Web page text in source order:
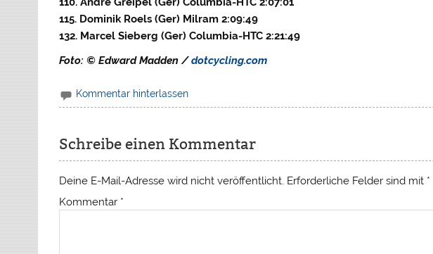
115. Dominik Roels (Ger) Milram 2:09:49
132. Marcel Sieberg (Ger) Columbia-HTC 2:21:49
Foto: © Edward Madden /dotcycling.com
Kommentar hinterlassen
Schreibe einen Kommentar
Deine E-Mail-Adresse wird nicht veröffentlicht. Erforderliche Felder sind mit *
Kommentar *